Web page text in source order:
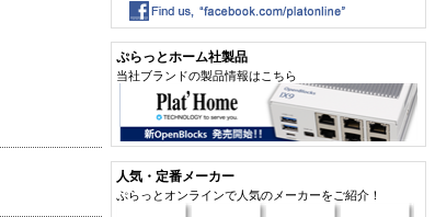
ぷらっとホーム社製品
当社ブランドの製品情報はこちら
人気・定番メーカー
ぷらっとオンラインで人気のメーカーをご紹介！